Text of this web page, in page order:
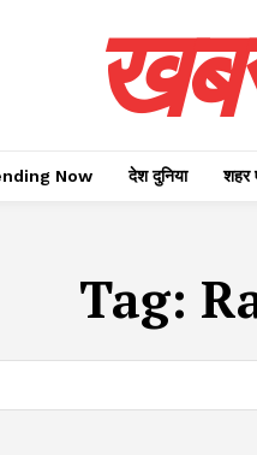
Now देश दुनिया शहर
Tag: